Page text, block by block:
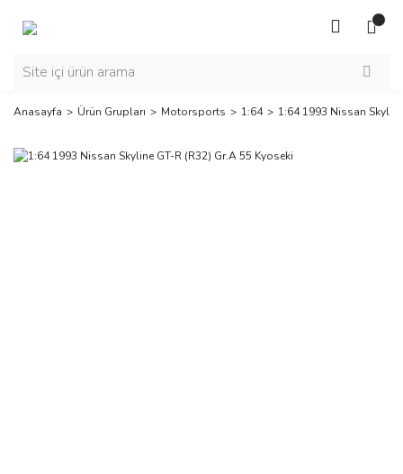
Anasayfa Ürün Grupları Motorsports 1:64 1:64 1993 Nissan